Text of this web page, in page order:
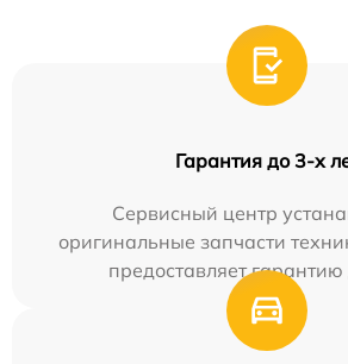
Гарантия до 3-х
Сервисный центр
оригинальные запчасти
предоставляет гарантию